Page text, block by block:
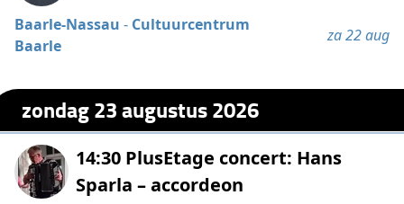
Baarle-Nassau - Cultuurcentrum
Baarle
za 22 aug
zondag 23 augustus 2026
14:30 PlusEtage concert: Hans
Sparla – accordeon